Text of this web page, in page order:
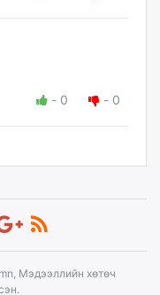
- 0 - 0
Мэдээллийн хөтөч